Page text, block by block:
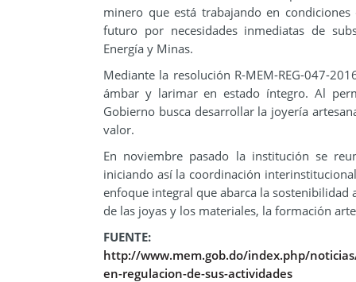
minero que está trabajando en
futuro por necesidades inmediatas de
Energía y Minas.
Mediante la resolución R-MEM-REG-047-
ámbar y larimar en estado íntegro. Al
Gobierno busca desarrollar la joyería
valor.
En noviembre pasado la institución se
iniciando así la coordinación
enfoque integral que abarca la
de las joyas y los materiales, la formación
FUENTE:
http://www.mem.gob.do/index.php/
en-regulacion-de-sus-actividades